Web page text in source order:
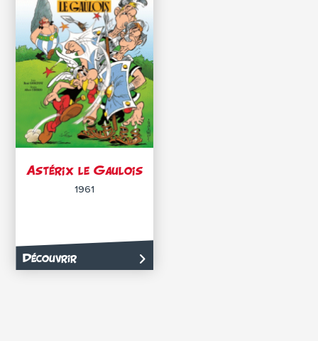
Astérix le Gaulois
1961
Découvrir